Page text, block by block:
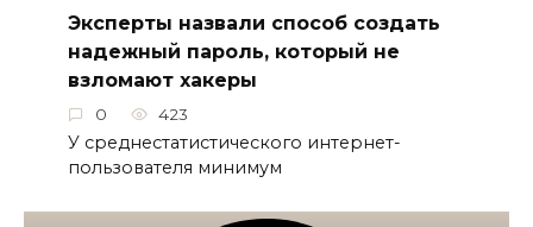
Эксперты назвали способ создать
надежный пароль, который не
взломают хакеры
0 423
У среднестатистического интернет-
пользователя минимум